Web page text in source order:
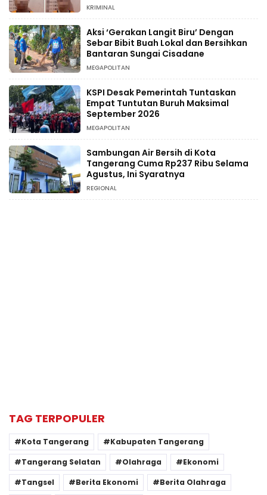
KRIMINAL
Aksi ‘Gerakan Langit Biru’ Dengan
Sebar Bibit Buah Lokal dan Bersihkan
Bantaran Sungai Cisadane
MEGAPOLITAN
KSPI Desak Pemerintah Tuntaskan
Empat Tuntutan Buruh Maksimal
September 2026
MEGAPOLITAN
Sambungan Air Bersih di Kota
Tangerang Cuma Rp237 Ribu Selama
Agustus, Ini Syaratnya
REGIONAL
TAG TERPOPULER
Kota Tangerang
Kabupaten Tangerang
Tangerang Selatan
Olahraga
Ekonomi
Tangsel
Berita Ekonomi Berita Olahraga